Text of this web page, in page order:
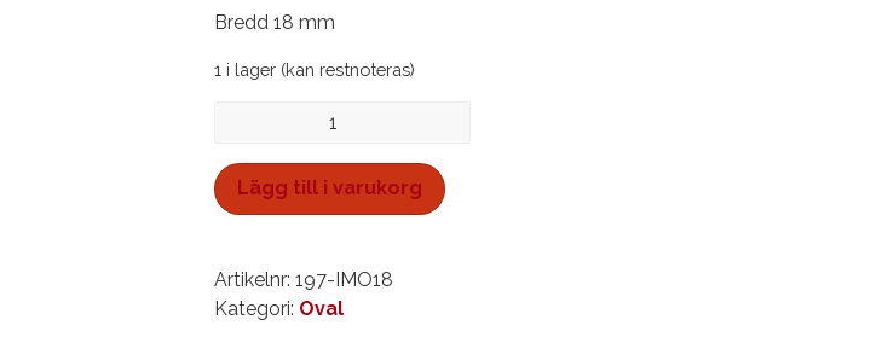
Bredd 18 mm
1 i lager (kan restnoteras)
Mangusterpensel,
mängd
Lägg till i varukorg
Artikelnr:197-IMO18
Kategori: Oval